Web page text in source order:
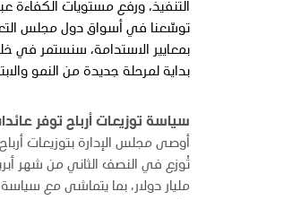
التنفيذ، ورفع مستويات الكفاءة
توسّعنا في أسواق دول مجلس
بمعايير الاستدامة، سنستمر في
بداية لمرحلة جديدة من النمو
سياسة توزيعات أرباح توفر
مليار دولار، بما يتماشى مع